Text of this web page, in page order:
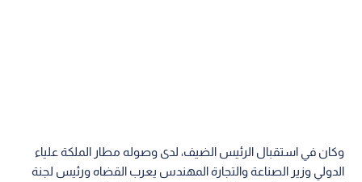
وكان في استقبال الرئيس الضيف، لدى وصوله مطار الملكة علياء
الدولي وزير الصناعة والتجارة المهندس يعرب القضاه ورئيس لجنة